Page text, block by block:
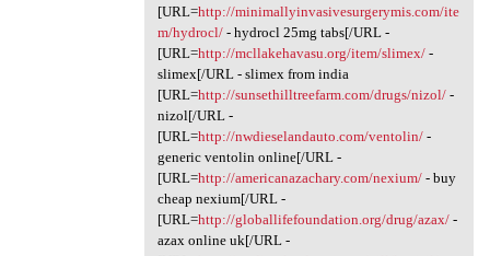
[URL=http://minimallyinvasivesurgerymis.com/ite
m/hydrocl/- hydrocl 25mg tabs[/URL -
[URL=http://mcllakehavasu.org/item/slimex/-
slimex[/URL - slimex from india
[URL=http://sunsethilltreefarm.com/drugs/nizol/-
nizol[/URL -
[URL=http://nwdieselandauto.com/ventolin/-
generic ventolin online[/URL -
[URL=http://americanazachary.com/nexium/- buy
cheap nexium[/URL -
[URL=http://globallifefoundation.org/drug/azax/-
azax online uk[/URL -